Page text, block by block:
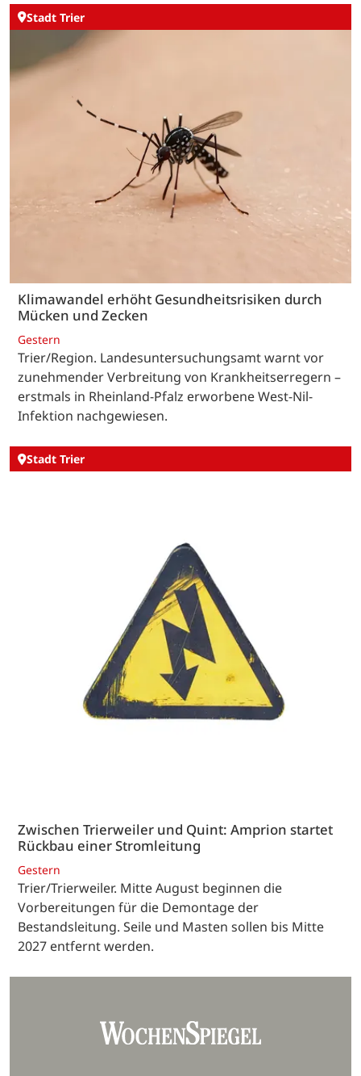
Stadt Trier
Klimawandel erhöht Gesundheitsrisiken durch
Mücken und Zecken
Gestern
Trier/Region. Landesuntersuchungsamt warnt vor
zunehmender Verbreitung von Krankheitserregern –
erstmals in Rheinland-Pfalz erworbene West-Nil-
Infektion nachgewiesen.
Stadt Trier
Zwischen Trierweiler und Quint: Amprion startet
Rückbau einer Stromleitung
Gestern
Trier/Trierweiler. Mitte August beginnen die
Vorbereitungen für die Demontage der
Bestandsleitung. Seile und Masten sollen bis Mitte
2027 entfernt werden.